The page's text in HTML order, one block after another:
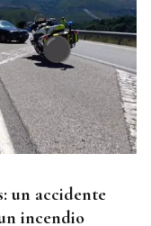
un accidente
incendio